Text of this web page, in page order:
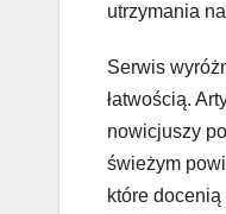
utrzymania
Serwis
łatwością.
nowicjuszy
świeżym
które